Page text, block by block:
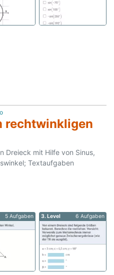
rechtwinkligen
Dreieck mit Hilfe von Sinus,
Textaufgaben
5 Aufgaben 3. Level 6 Aufgaben